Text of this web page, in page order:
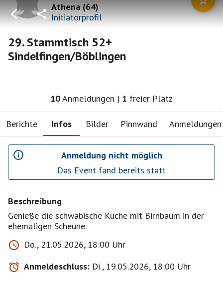
Athena(64)
Initiatorprofil
29. Stammtisch 52+
Sindelfingen/Böblingen
10Anmeldungen | 1 freier Platz
Berichte Infos Bilder Pinnwand Anmeldungen
Anmeldung nicht möglich
Das Event fand bereits statt
Beschreibung
Genieße die schwäbische Küche mit Birnbaum in der
ehemaligen Scheune.
Do., 21.05.2026, 18:00 Uhr
Anmeldeschluss: Di., 19.05.2026, 18:00 Uhr